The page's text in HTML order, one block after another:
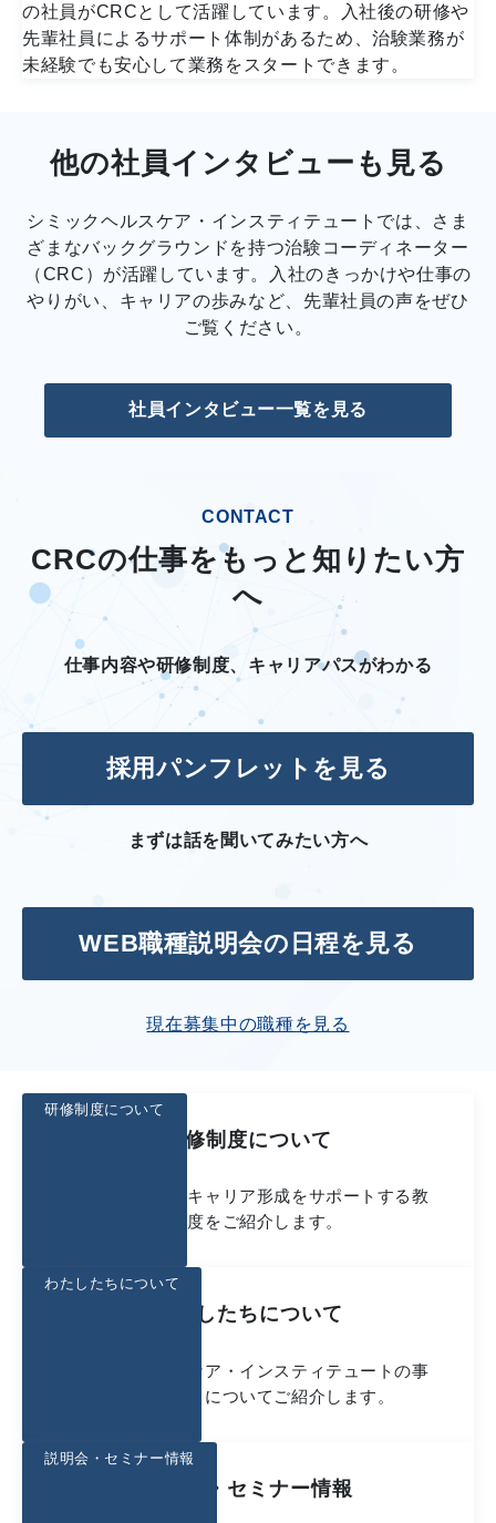
の社員がCRCとして活躍しています。入社後の研修や
先輩社員によるサポート体制があるため、治験業務が
未経験でも安心して業務をスタートできます。
他の社員インタビューも見る
シミックヘルスケア・インスティテュートでは、さま
ざまなバックグラウンドを持つ治験コーディネーター
（CRC）が活躍しています。入社のきっかけや仕事の
やりがい、キャリアの歩みなど、先輩社員の声をぜひ
ご覧ください。
社員インタビュー一覧を見る
CONTACT
CRCの仕事をもっと知りたい方
へ
仕事内容や研修制度、キャリアパスがわかる
採用パンフレットを見る
まずは話を聞いてみたい方へ
WEB職種説明会の日程を見る
現在募集中の職種を見る
研修制度について
入社後の研修やキャリア形成をサポートする教
育制度をご紹介します。
研修制度について
わたしたちについて
シミックヘルスケア・インスティテュートの事
業や働く魅力についてご紹介します。
わたしたちについて
説明会・セミナー情報
説明会・セミナー情報